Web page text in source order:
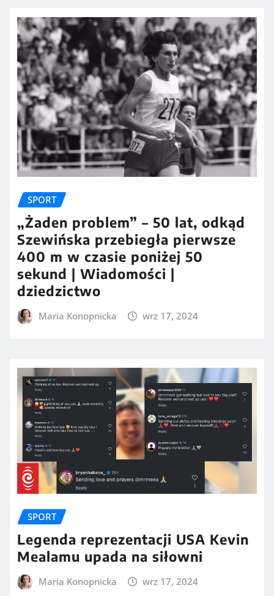
SPORT
„Żaden problem” – 50 lat, odkąd
Szewińska przebiegła pierwsze
400 m w czasie poniżej 50
sekund | Wiadomości |
dziedzictwo
Maria Konopnicka wrz 17, 2024
SPORT
Legenda reprezentacji USA Kevin
Mealamu upada na siłowni
Maria Konopnicka wrz 17, 2024